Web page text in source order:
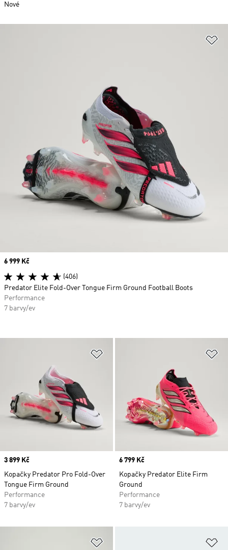
Nové
Price
3 899 Kč
Kopačky Predator Pro Fold-Over
Tongue Firm Ground
Performance
7 barvy/ev
Price
6 799 Kč
Kopačky Predator Elite Firm
Ground
Performance
7 barvy/ev
Price
6 999 Kč
(406)
Predator Elite Fold-Over Tongue Firm Ground Football Boots
Performance
7 barvy/ev